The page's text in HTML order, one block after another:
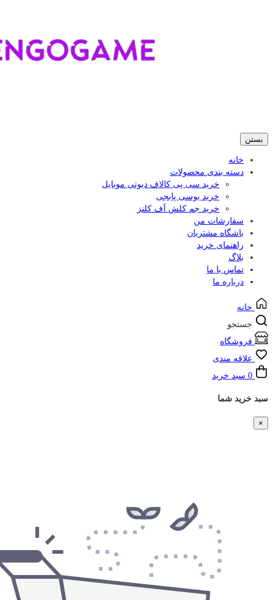
بستن
خانه
دسته بندی محصولات
خرید سی پی کالاف دیوتی موبایل
خرید یوسی پابجی
خرید جم کلش آف کلنز
سفارشات من
باشگاه مشتریان
راهنمای خرید
بلاگ
تماس با ما
درباره ما
خانه
جستجو
فروشگاه
علاقه مندی
0 سبد خرید
سبد خرید شما
×